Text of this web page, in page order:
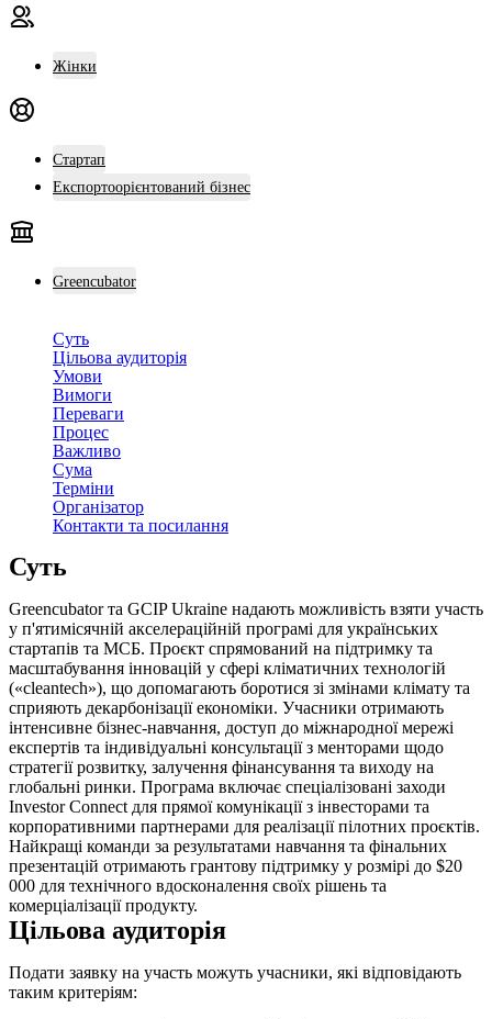
Жінки
Стартап
Експортоорієнтований бізнес
Greencubator
Суть
Цільова аудиторія
Умови
Вимоги
Переваги
Процес
Важливо
Сума
Терміни
Організатор
Контакти та посилання
Суть
Greencubator та GCIP Ukraine надають можливість взяти участь
у п'ятимісячній акселераційній програмі для українських
стартапів та МСБ. Проєкт спрямований на підтримку та
масштабування інновацій у сфері кліматичних технологій
(«cleantech»), що допомагають боротися зі змінами клімату та
сприяють декарбонізації економіки. Учасники отримають
інтенсивне бізнес-навчання, доступ до міжнародної мережі
експертів та індивідуальні консультації з менторами щодо
стратегії розвитку, залучення фінансування та виходу на
глобальні ринки. Програма включає спеціалізовані заходи
Investor Connect для прямої комунікації з інвесторами та
корпоративними партнерами для реалізації пілотних проєктів.
Найкращі команди за результатами навчання та фінальних
презентацій отримають грантову підтримку у розмірі до $20
000 для технічного вдосконалення своїх рішень та
комерціалізації продукту.
Цільова аудиторія
Подати заявку на участь можуть учасники, які відповідають
таким критеріям: